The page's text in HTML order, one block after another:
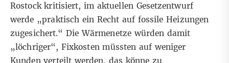
Rostock kritisiert, im aktuellen Gesetzentwurf
werde „praktisch ein Recht auf fossile Heizungen
zugesichert.“ Die Wärmenetze würden damit
„löchriger“, Fixkosten müssten auf weniger
Kunden verteilt werden, das könne zu